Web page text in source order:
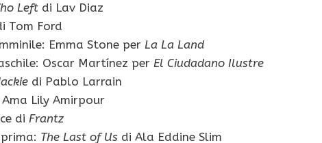
Left di Lav Diaz
Tom Ford
Emma Stone per La La Land
Oscar Martínez per El Ciudadano Ilustre
di Pablo Larrain
Lily Amirpour
di Frantz
The Last of Us di Ala Eddine Slim